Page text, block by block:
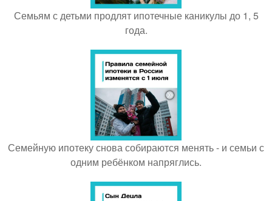
Семьям с детьми продлят ипотечные каникулы до 1, 5
года.
Семейную ипотеку снова собираются менять - и семьи с
одним ребёнком напряглись.